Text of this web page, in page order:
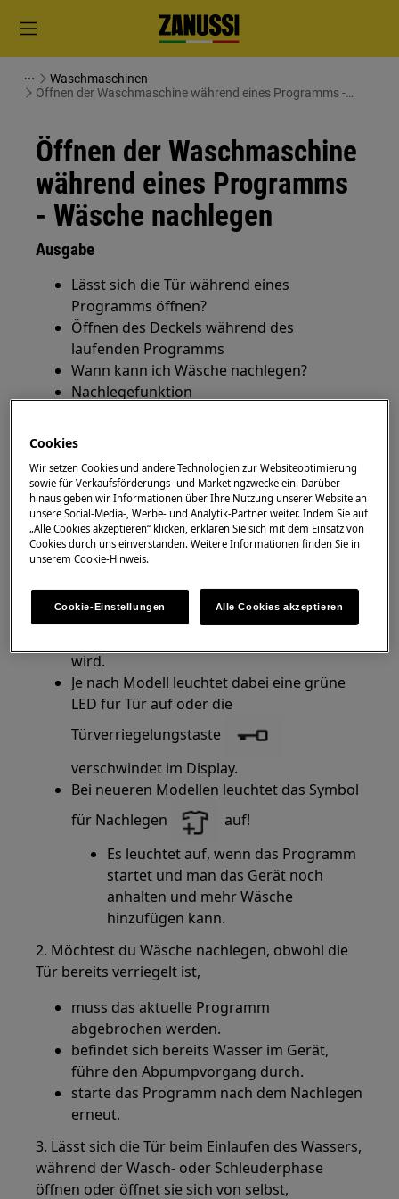
Waschmaschinen
Öffnen der Waschmaschine während eines Programms -
Öffnen der Waschmaschine
während eines Programms
- Wäsche nachlegen
Ausgabe
Lässt sich die Tür während eines
Programms öffnen?
Öffnen des Deckels während des
laufenden Programms
Wann kann ich Wäsche nachlegen?
Nachlegefunktion
Gilt für
Frontlader-Waschmaschinen
Toplader-Waschmaschinen
Lösung
kann aus Sicherheitsgründen die Tür/der
Deckel der Waschmaschine nur geöffnet
wird.
Je nach Modell leuchtet dabei eine grüne
LED für Tür auf oder die
Türverriegelungstaste
verschwindet im Display.
Bei neueren Modellen leuchtet das Symbol
für Nachlegen
auf!
Es leuchtet auf, wenn das Programm
startet und man das Gerät noch
anhalten und mehr Wäsche
hinzufügen kann.
2. Möchtest du Wäsche nachlegen, obwohl die
Tür bereits verriegelt ist,
muss das aktuelle Programm
abgebrochen werden.
befindet sich bereits Wasser im Gerät,
führe den Abpumpvorgang durch.
starte das Programm nach dem Nachlegen
erneut.
3. Lässt sich die Tür beim Einlaufen des Wassers,
während der Wasch- oder Schleuderphase
öffnen oder öffnet sie sich von selbst,
Cookies
Wir setzen Cookies und andere Technologien zur Websiteoptimierung
sowie für Verkaufsförderungs- und Marketingzwecke ein. Darüber
hinaus geben wir Informationen über Ihre Nutzung unserer Website an
unsere Social-Media-, Werbe- und Analytik-Partner weiter. Indem Sie auf
„Alle Cookies akzeptieren“ klicken, erklären Sie sich mit dem Einsatz von
Cookies durch uns einverstanden. Weitere Informationen finden Sie in
unserem Cookie-Hinweis.
Cookie-Einstellungen Alle Cookies akzeptieren